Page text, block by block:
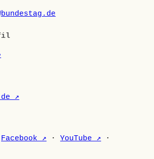
↗
Facebook ↗ ·YouTube ↗ ·